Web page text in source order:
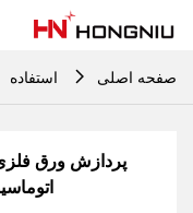
صفحه اصلی استفاده
پردازش ورق